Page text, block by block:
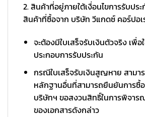
2. สินค้าที่อยู่ภายใต้เงื่อนไขการรับปร
สินค้าที่ซื้อจาก บริษัท วีแกดซ์ คอร์ปอเ
จะต้องมีใบเสร็จรับเงินตัวจริง เพื่
ประกอบการรับประกัน
กรณีใบเสร็จรับเงินสูญหาย สามา
หลักฐานอื่นที่สามารถยืนยันการซื้
บริษัทฯ ขอสงวนสิทธิ์ในการพิจาร
ของเอกสารดังกล่าว